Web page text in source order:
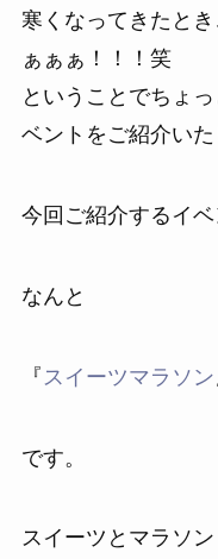
寒くなってきたと
ぁぁぁ！！！笑
ということでちょ
ベントをご紹介いた
今回ご紹介するイベ
なんと
『スイーツマラソン
です。
スイーツとマラソン